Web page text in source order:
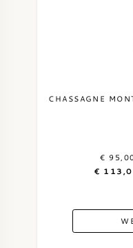
CHASSAGNE
€
€